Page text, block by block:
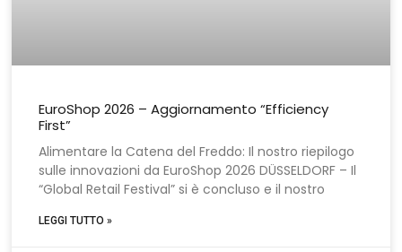
EuroShop 2026 – Aggiornamento “Efficiency
First”
Alimentare la Catena del Freddo: Il nostro riepilogo
sulle innovazioni da EuroShop 2026 DÜSSELDORF – Il
“Global Retail Festival” si è concluso e il nostro
LEGGI TUTTO »